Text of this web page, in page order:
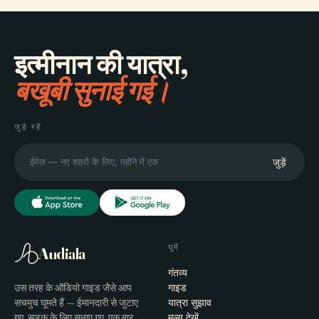
इत्मीनान की यात्रा,
बखूबी सुनाई गई।
जुड़े रहें
जुड़ें
Audiala
उस तरह के ऑडियो गाइड जैसे आप
सचमुच घूमते हैं — ईमानदारी से जुटाए
घूमें
गंतव्य
गाइड
यात्रा सुझाव